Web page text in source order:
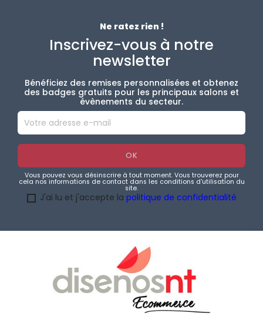
Ne ratez rien !
Inscrivez-vous à notre
newsletter
Bénéficiez des remises personnalisées et obtenez
des badges gratuits pour les principaux salons et
évènements du secteur.
Vous pouvez vous désinscrire à tout moment. Vous trouverez pour
cela nos informations de contact dans les conditions d'utilisation du
site.
J'ai lu et j'accepte la politique de confidentialité